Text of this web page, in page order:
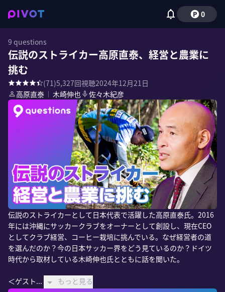
0
9 questions
伝説のストライカー高原直泰、経営と農業に
挑む
(71)5,327回視聴2024年12月21日
高原直泰 ｜ 木崎伸也 佐々木紀彦
伝説のストライカーとして日本代表で活躍した高原直泰氏。2016
年には沖縄にサッカークラブをオーナーとして創設し、現在CEO
としてクラブ経営、コーヒー栽培に挑んでいる。なぜ経営者の道
を選んだのか？今の日本サッカー界をどう見ているのか？ドイツ
時代から取材している木崎伸也氏とともに話を聞いた。
＜ゲスト... もっと見る